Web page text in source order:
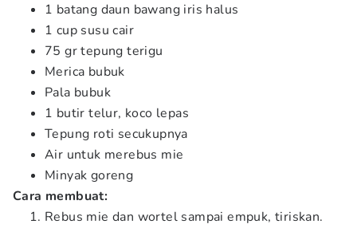
1 batang daun bawang iris halus
1 cup susu cair
75 gr tepung terigu
Merica bubuk
Pala bubuk
1 butir telur, koco lepas
Tepung roti secukupnya
Air untuk merebus mie
Minyak goreng
Cara membuat:
Rebus mie dan wortel sampai empuk, tiriskan.